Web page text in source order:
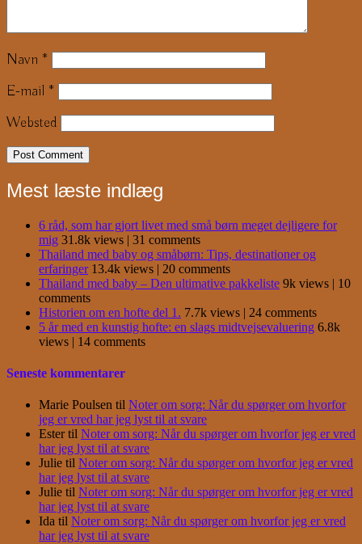
Navn *
E-mail *
Websted
Mest læste indlæg
6 råd, som har gjort livet med små børn meget dejligere for
mig 31.8k views | 31 comments
Thailand med baby og småbørn: Tips, destinationer og
erfaringer 13.4k views | 20 comments
Thailand med baby – Den ultimative pakkeliste 9k views | 10
comments
Historien om en hofte del 1. 7.7k views | 24 comments
5 år med en kunstig hofte: en slags midtvejsevaluering 6.8k
views | 14 comments
Seneste kommentarer
Marie Poulsen til Noter om sorg: Når du spørger om hvorfor
jeg er vred har jeg lyst til at svare
Estertil Noter om sorg: Når du spørger om hvorfor jeg er vred
har jeg lyst til at svare
Julie til Noter om sorg: Når du spørger om hvorfor jeg er vred
har jeg lyst til at svare
Julie til Noter om sorg: Når du spørger om hvorfor jeg er vred
har jeg lyst til at svare
Ida til Noter om sorg: Når du spørger om hvorfor jeg er vred
har jeg lyst til at svare